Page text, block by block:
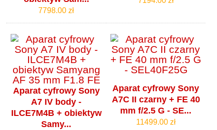
7798.00 zł
Aparat cyfrowy Sony
A7 IV body -
ILCE7M4B + obiektyw
Samy...
Aparat cyfrowy Sony
A7C II czarny + FE 40
mm f/2.5 G - SE...
11499.00 zł